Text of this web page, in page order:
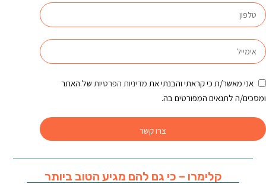
אני מאשר/ת כי קראתי והבנתי את מדיניות הפרטיות של האתר
ומסכים/ה לתנאים המפורטים בה.
צרו קשר
קלימרו – כי גם להם מגיע הטוב ביותר